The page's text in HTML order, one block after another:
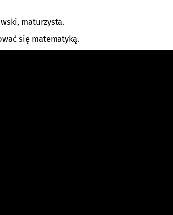
maturzysta.
się matematyką.